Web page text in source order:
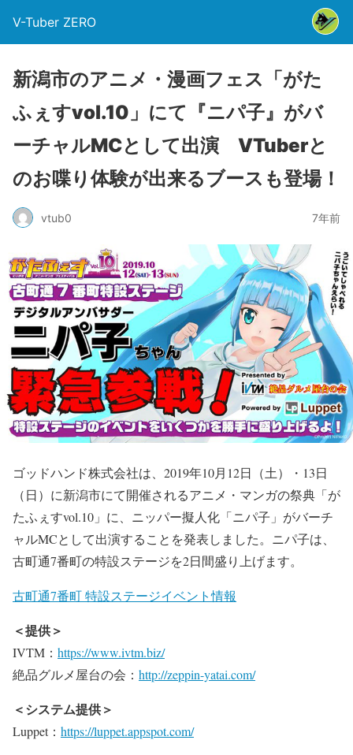
V-Tuber ZERO
新潟市のアニメ・漫画フェス「がた
ふぇすvol.10」にて『ニパ子』がバ
ーチャルMCとして出演 VTuberと
のお喋り体験が出来るブースも登場！
vtub0 7年前
ゴッドハンド株式会社は、2019年10月12日（土）・13日
（日）に新潟市にて開催されるアニメ・マンガの祭典「が
たふぇすvol.10」に、ニッパー擬人化「ニパ子」がバーチ
ャルMCとして出演することを発表しました。ニパ子は、
古町通7番町の特設ステージを2日間盛り上げます。
古町通7番町 特設ステージイベント情報
＜提供＞
IVTM： https://www.ivtm.biz/
絶品グルメ屋台の会： http://zeppin-yatai.com/
＜システム提供＞
Luppet： https://luppet.appspot.com/